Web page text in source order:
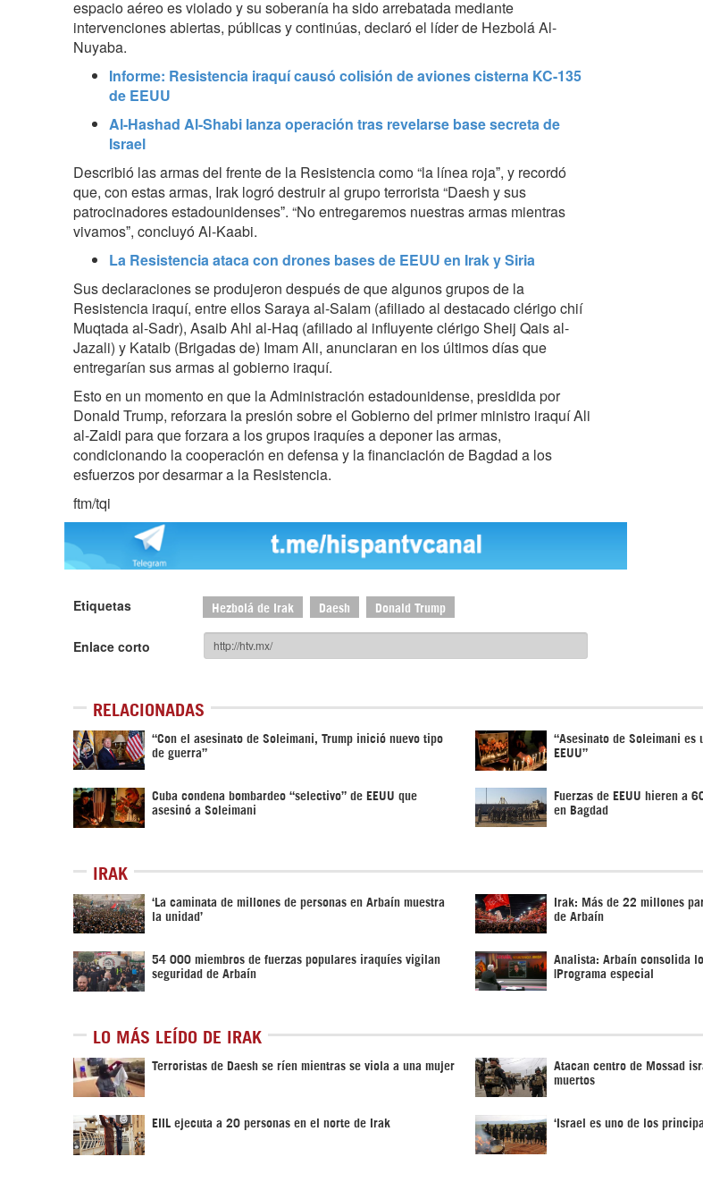
espacio aéreo es violado y su soberanía ha sido arrebatada mediante
intervenciones abiertas, públicas y continúas, declaró el líder de Hezbolá Al-
Nuyaba.
Informe: Resistencia iraquí causó colisión de aviones cisterna KC-135
de EEUU
Al-Hashad Al-Shabi lanza operación tras revelarse base secreta de
Israel
Describió las armas del frente de la Resistencia como “la línea rojaˮ, y recordó
que, con estas armas, Irak logró destruir al grupo terrorista “Daesh y sus
patrocinadores estadounidensesˮ. “No entregaremos nuestras armas mientras
vivamosˮ, concluyó Al-Kaabi.
La Resistencia ataca con drones bases de EEUU en Irak y Siria
Sus declaraciones se produjeron después de que algunos grupos de la
Resistencia iraquí, entre ellos Saraya al-Salam (afiliado al destacado clérigo chií
Muqtada al-Sadr), Asaib Ahl al-Haq (afiliado al influyente clérigo Sheij Qais al-
Jazali) y Kataib (Brigadas de) Imam Ali, anunciaran en los últimos días que
entregarían sus armas al gobierno iraquí.
Esto en un momento en que la Administración estadounidense, presidida por
Donald Trump, reforzara la presión sobre el Gobierno del primer ministro iraquí Ali
al-Zaidi para que forzara a los grupos iraquíes a deponer las armas,
condicionando la cooperación en defensa y la financiación de Bagdad a los
esfuerzos por desarmar a la Resistencia.
ftm/tqi
Etiquetas Hezbolá de Irak Daesh Donald Trump
Enlace corto
RELACIONADAS
“Con el asesinato de Soleimani, Trump inició nuevo tipo
de guerra”
“Asesinato de Soleimani
EEUU”
Cuba condena bombardeo “selectivo” de EEUU que
asesinó a Soleimani
Fuerzas de EEUU hieren a
en Bagdad
IRAK
‘La caminata de millones de personas en Arbaín muestra
la unidad’
Irak: Más de 22 millones
de Arbaín
54 000 miembros de fuerzas populares iraquíes vigilan
seguridad de Arbaín
Analista: Arbaín consolida
|Programa especial
LO MÁS LEÍDO DE IRAK
Terroristas de Daesh se ríen mientras se viola a una mujer Atacan centro de Mossad
muertos
EIIL ejecuta a 20 personas en el norte de Irak ‘Israel es uno de los